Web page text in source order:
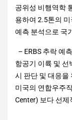
공위성 비행역학
용하여 2.5톤의
예측 분석으로 국
– ERBS 추락 예
항공기 이륙 및 선
시 판단 및 대응을
미국의 연합우주
Center) 보다 선